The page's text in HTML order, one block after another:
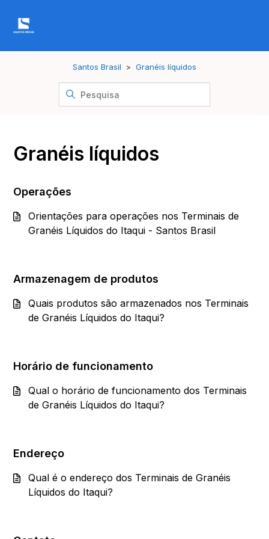
Santos Brasil Granéis líquidos
Granéis líquidos
Operações
Orientações para operações nos Terminais de
Granéis Líquidos do Itaqui - Santos Brasil
Armazenagem de produtos
Quais produtos são armazenados nos Terminais
de Granéis Líquidos do Itaqui?
Horário de funcionamento
Qual o horário de funcionamento dos Terminais
de Granéis Líquidos do Itaqui?
Endereço
Qual é o endereço dos Terminais de Granéis
Líquidos do Itaqui?